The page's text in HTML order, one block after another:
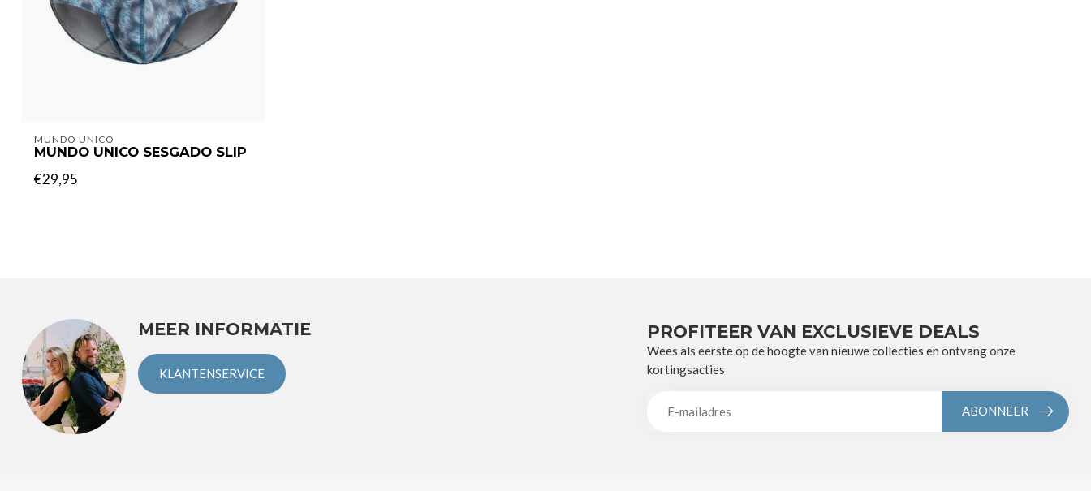
MUNDO UNICO
MUNDO UNICO SESGADO SLIP
€29,95
MEER INFORMATIE
KLANTENSERVICE
PROFITEER VAN EXCLUSIEVE DEALS
Wees als eerste op de hoogte van nieuwe collecties en ontvang onze
kortingsacties
ABONNEER